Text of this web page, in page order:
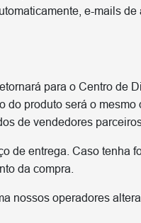
e-mails de
para o Centro de
produto será o
de vendedores
de entrega. Caso tenha
da compra.
nossos operadores